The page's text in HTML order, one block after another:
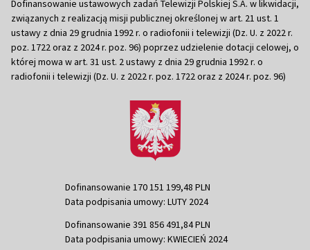
Dofinansowanie ustawowych zadań Telewizji Polskiej S.A. w likwidacji,
związanych z realizacją misji publicznej określonej w art. 21 ust. 1
ustawy z dnia 29 grudnia 1992 r. o radiofonii i telewizji (Dz. U. z 2022 r.
poz. 1722 oraz z 2024 r. poz. 96) poprzez udzielenie dotacji celowej, o
której mowa w art. 31 ust. 2 ustawy z dnia 29 grudnia 1992 r. o
radiofonii i telewizji (Dz. U. z 2022 r. poz. 1722 oraz z 2024 r. poz. 96)
Dofinansowanie 170 151 199,48 PLN
Data podpisania umowy: LUTY 2024
Dofinansowanie 391 856 491,84 PLN
Data podpisania umowy: KWIECIEŃ 2024